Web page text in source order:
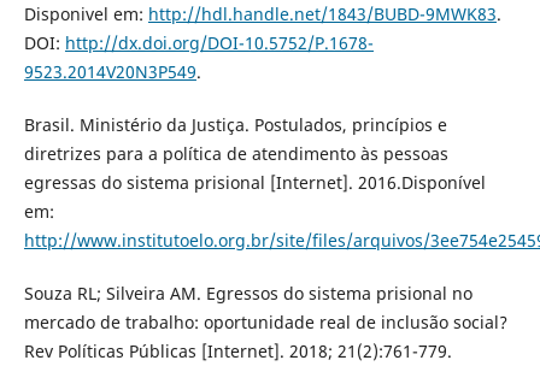
Disponivel em: http://hdl.handle.net/1843/BUBD-9MWK83.
DOI: http://dx.doi.org/DOI-10.5752/P.1678-
9523.2014V20N3P549.
Brasil. Ministério da Justiça. Postulados, princípios e
diretrizes para a política de atendimento às pessoas
egressas do sistema prisional [Internet]. 2016.Disponível
em:
http://www.institutoelo.org.br/site/files/arquivos/
Souza RL; Silveira AM. Egressos do sistema prisional no
mercado de trabalho: oportunidade real de inclusão social?
Rev Políticas Públicas [Internet]. 2018; 21(2):761-779.